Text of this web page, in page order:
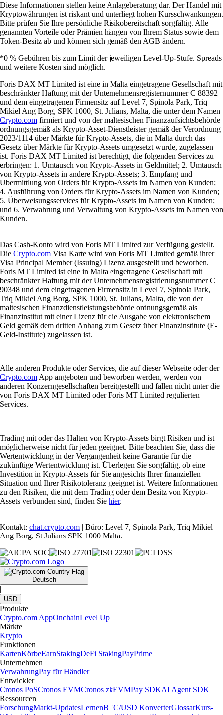
Diese Informationen stellen keine Anlageberatung dar. Der Handel mit
Kryptowährungen ist riskant und unterliegt hohen Kursschwankungen.
Bitte prüfen Sie Ihre persönliche Risikobereitschaft sorgfältig. Alle
genannten Vorteile oder Prämien hängen von Ihrem Status sowie dem
Token-Besitz ab und können sich gemäß den AGB ändern.
*0 % Gebühren bis zum Limit der jeweiligen Level-Up-Stufe. Spreads
und weitere Kosten sind möglich.
Foris DAX MT Limited ist eine in Malta eingetragene Gesellschaft mit
beschränkter Haftung mit der Unternehmensregisternummer C 88392
und dem eingetragenen Firmensitz auf Level 7, Spinola Park, Triq
Mikiel Ang Borg, SPK 1000, St. Julians, Malta, die unter dem Namen
Crypto.com firmiert und von der maltesischen Finanzaufsichtsbehörde
ordnungsgemäß als Krypto-Asset-Dienstleister gemäß der Verordnung
2023/1114 über Märkte für Krypto-Assets, die in Malta durch das
Gesetz über Märkte für Krypto-Assets umgesetzt wurde, zugelassen
ist. Foris DAX MT Limited ist berechtigt, die folgenden Services zu
erbringen: 1. Umtausch von Krypto-Assets in Geldmittel; 2. Umtausch
von Krypto-Assets in andere Krypto-Assets; 3. Empfang und
Übermittlung von Orders für Krypto-Assets im Namen von Kunden;
4. Ausführung von Orders für Krypto-Assets im Namen von Kunden;
5. Überweisungsservices für Krypto-Assets im Namen von Kunden;
und 6. Verwahrung und Verwaltung von Krypto-Assets im Namen von
Kunden.
Das Cash-Konto wird von Foris MT Limited zur Verfügung gestellt.
Die Crypto.com Visa Karte wird von Foris MT Limited gemäß ihrer
Visa Principal Member (Issuing) Lizenz ausgestellt und beworben.
Foris MT Limited ist eine in Malta eingetragene Gesellschaft mit
beschränkter Haftung mit der Unternehmensregistrierungsnummer C
90348 und dem eingetragenen Firmensitz in Level 7, Spinola Park,
Triq Mikiel Ang Borg, SPK 1000, St. Julians, Malta, die von der
maltesischen Finanzdienstleistungsbehörde ordnungsgemäß als
Finanzinstitut mit einer Lizenz für die Ausgabe von elektronischem
Geld gemäß dem dritten Anhang zum Gesetz über Finanzinstitute (E-
Geld-Institute) zugelassen ist.
Alle anderen Produkte oder Services, die auf dieser Webseite oder der
Crypto.com App angeboten und beworben werden, werden von
anderen Konzerngesellschaften bereitgestellt und fallen nicht unter die
von Foris DAX MT Limited oder Foris MT Limited regulierten
Services.
Trading mit oder das Halten von Krypto-Assets birgt Risiken und ist
möglicherweise nicht für jeden geeignet. Bitte beachten Sie, dass die
Wertentwicklung in der Vergangenheit keine Garantie für die
zukünftige Wertentwicklung ist. Überlegen Sie sorgfältig, ob eine
Investition in Krypto-Assets für Sie angesichts Ihrer finanziellen
Situation und Ihrer Risikotoleranz geeignet ist. Weitere Informationen
zu den Risiken, die mit dem Trading oder dem Besitz von Krypto-
Assets verbunden sind, finden Sie hier.
Kontakt: chat.crypto.com | Büro: Level 7, Spinola Park, Triq Mikiel
Ang Borg, St Julians SPK 1000 Malta.
Deutsch
|
USD
Produkte
Crypto.com AppOnchainLevel Up
Märkte
Krypto
Funktionen
KartenKörbeEarnStakingDeFi StakingPayPrime
Unternehmen
VerwahrungPay für Händler
Entwickler
Cronos PoSCronos EVMCronos zkEVMPay SDKAI Agent SDK
Ressourcen
ForschungMarkt-UpdatesLernenBTC/USD KonverterGlossarKurs-